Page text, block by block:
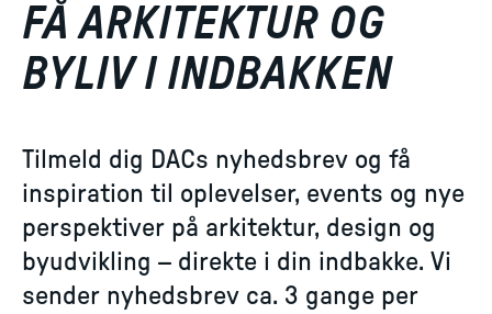
FÅ ARKITEKTUR OG
BYLIV I INDBAKKEN
Tilmeld dig DACs nyhedsbrev og få
inspiration til oplevelser, events og nye
perspektiver på arkitektur, design og
byudvikling – direkte i din indbakke. Vi
sender nyhedsbrev ca. 3 gange per